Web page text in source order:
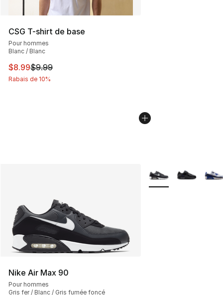
CSG T-shirt de base
Pour hommes
Blanc / Blanc
Cet article est en solde. Le prix est passé de $9.99 à
$8.99$9.99
Rabais de 10%
Nike Air Max 90
Pour hommes
Gris fer / Blanc / Gris fumée foncé
Plus de couleurs